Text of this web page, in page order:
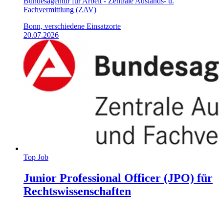
Fachvermittlung (ZAV)
Bonn, verschiedene Einsatzorte
20.07.2026
Top Job
Junior Professional Officer (JPO) für
Rechtswissenschaften